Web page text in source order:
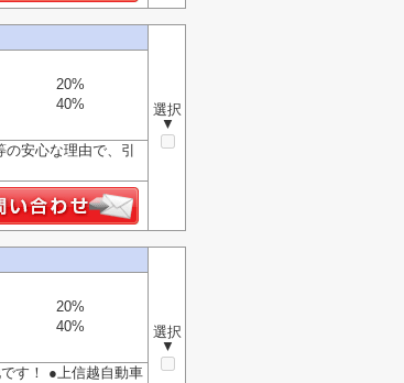
選択
▼
20%
40%
安心な理由で、引
選択
▼
20%
40%
す！ ●上信越自動車